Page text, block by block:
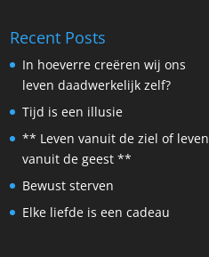
Recent Posts
In hoeverre creëren wij ons
leven daadwerkelijk zelf?
Tijd is een illusie
** Leven vanuit de ziel of leven
vanuit de geest **
Bewust sterven
Elke liefde is een cadeau